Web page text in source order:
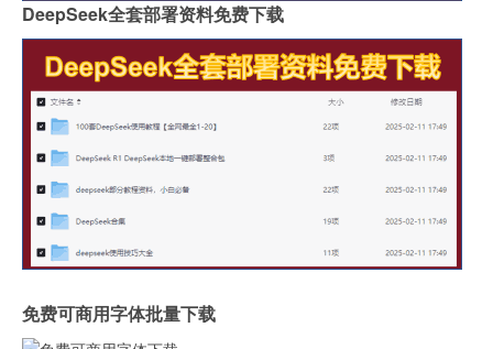
DeepSeek全套部署资料免费下载
免费可商用字体批量下载